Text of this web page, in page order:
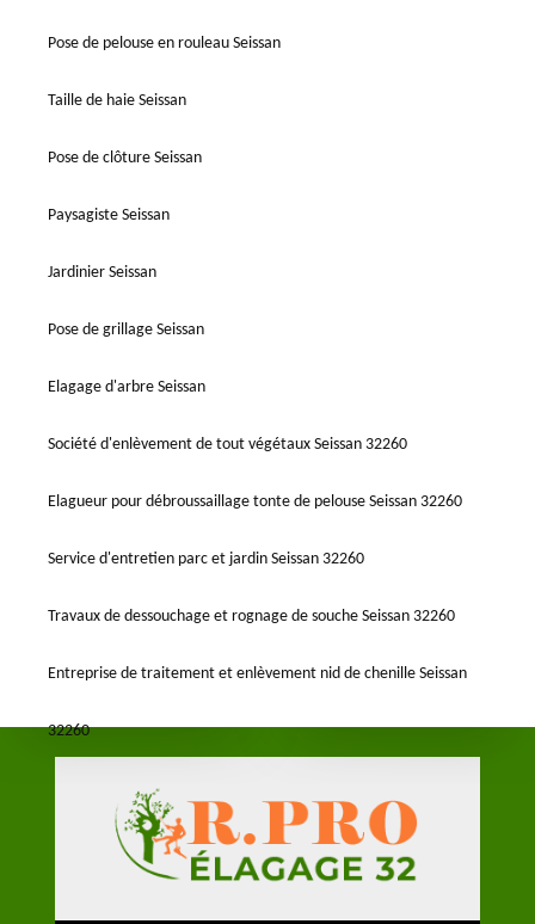
Pose de pelouse en rouleau Seissan
Taille de haie Seissan
Pose de clôture Seissan
Paysagiste Seissan
Jardinier Seissan
Pose de grillage Seissan
Elagage d'arbre Seissan
Société d'enlèvement de tout végétaux Seissan 32260
Elagueur pour débroussaillage tonte de pelouse Seissan 32260
Service d'entretien parc et jardin Seissan 32260
Travaux de dessouchage et rognage de souche Seissan 32260
Entreprise de traitement et enlèvement nid de chenille Seissan
32260